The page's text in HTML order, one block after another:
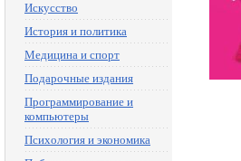
Искусство
История и политика
Медицина и спорт
Подарочные издания
Программирование и
компьютеры
Психология и экономика